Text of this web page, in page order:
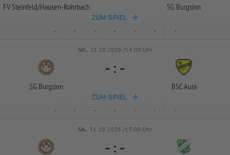
FV Steinfeld/Hausen-Rohrbach SG Burgsinn
ZUM SPIEL
- - - - - - -
SO.. 25.10.2026 /14:00 Uhr
SG Burgsinn
- : -
BSC Aura
ZUM SPIEL
- - - - - - -
SA.. 31.10.2026 /13:00 Uhr
- : -